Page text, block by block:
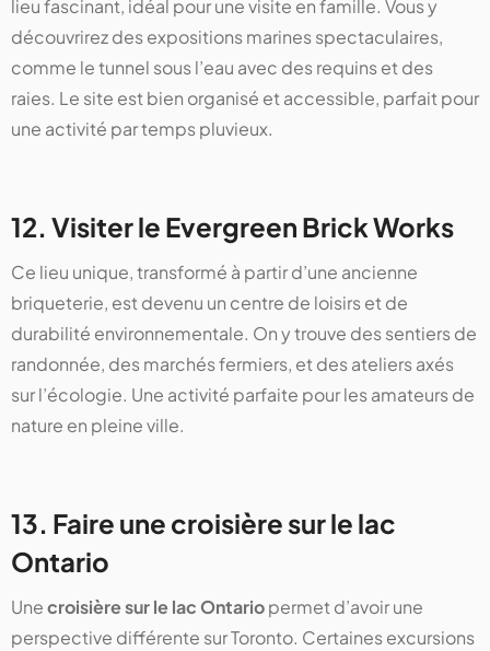
lieu fascinant, idéal pour une visite en famille. Vous y
découvrirez des expositions marines spectaculaires,
comme le tunnel sous l’eau avec des requins et des
raies. Le site est bien organisé et accessible, parfait pour
une activité par temps pluvieux.
12. Visiter le Evergreen Brick Works
Ce lieu unique, transformé à partir d’une ancienne
briqueterie, est devenu un centre de loisirs et de
durabilité environnementale. On y trouve des sentiers de
randonnée, des marchés fermiers, et des ateliers axés
sur l’écologie. Une activité parfaite pour les amateurs de
nature en pleine ville.
13. Faire une croisière sur le lac
Ontario
Unecroisière sur le lac Ontariopermet d’avoir une
perspective différente sur Toronto. Certaines excursions